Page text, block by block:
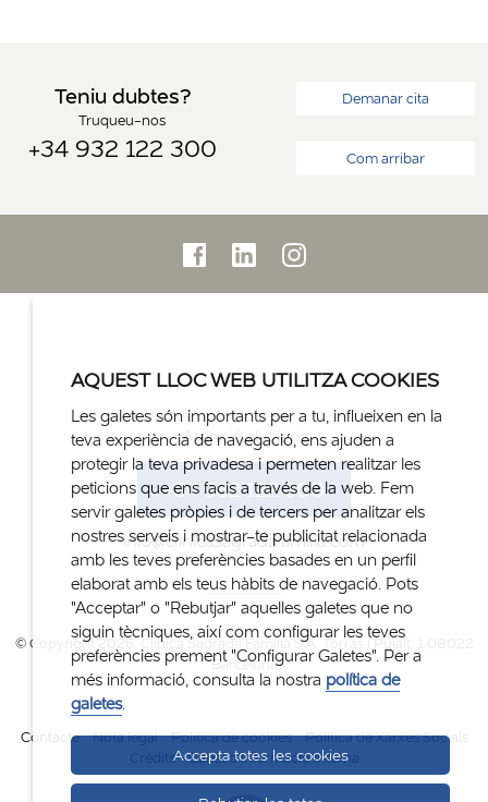
Teniu dubtes?
Truqueu-nos
+34 932 122 300
Demanar cita
Com arribar
Atenció al client
+34 932 122 300
info@clinicasagradafamilia.com
© Copyright 2026. Clinica Sagrada Família S.A. Torras i Pujalt, 1.08022
Barcelona
Contacte Nota legal Politica de cookies
Política de Xarxes Socials
Crèdits
Canal d'informació interna
AQUEST LLOC WEB UTILITZA COOKIES
Les galetes són importants per a tu, influeixen en la
teva experiència de navegació, ens ajuden a
protegir la teva privadesa i permeten realitzar les
peticions que ens facis a través de la web. Fem
servir galetes pròpies i de tercers per analitzar els
nostres serveis i mostrar-te publicitat relacionada
amb les teves preferències basades en un perfil
elaborat amb els teus hàbits de navegació. Pots
"Acceptar" o "Rebutjar" aquelles galetes que no
siguin tècniques, així com configurar les teves
preferències prement "Configurar Galetes". Per a
més informació, consulta la nostra política de
galetes.
Accepta totes les cookies